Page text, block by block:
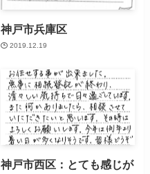
神戸市兵庫区
2019.12.19
神戸市西区：とても感じが